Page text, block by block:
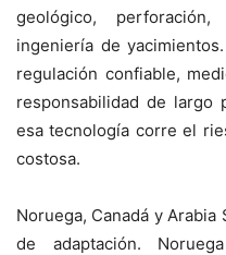
geológico,
ingeniería de
regulación confiable,
responsabilidad de largo
esa tecnología corre el
costosa.
Noruega, Canadá y
de adaptación.